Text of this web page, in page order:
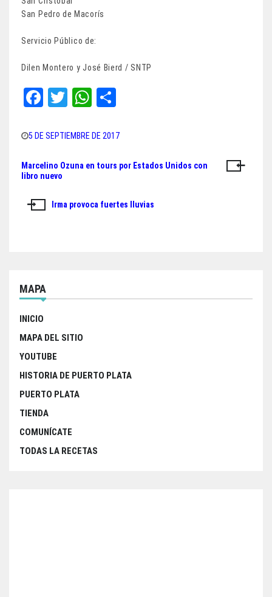
San Pedro de Macorís
Servicio Público de:
Dilen Montero y José Bierd / SNTP
Fa
bo
ok
T
tt
W
ts
pp
e
5 DE SEPTIEMBRE DE 2017
Navegación
entradas
Marcelino Ozuna en tours por Estados Unidos con
libro nuevo
Irma provoca fuertes lluvias
MAPA
INICIO
MAPA DEL SITIO
YOUTUBE
HISTORIA DE PUERTO PLATA
PUERTO PLATA
TIENDA
COMUNÍCATE
TODAS LA RECETAS